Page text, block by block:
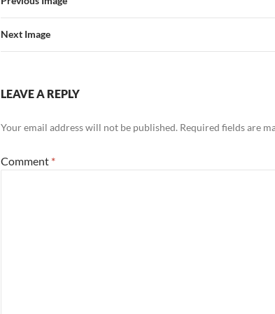
Next Image
LEAVE A REPLY
Your email address will not be published. Required fields are
Comment *